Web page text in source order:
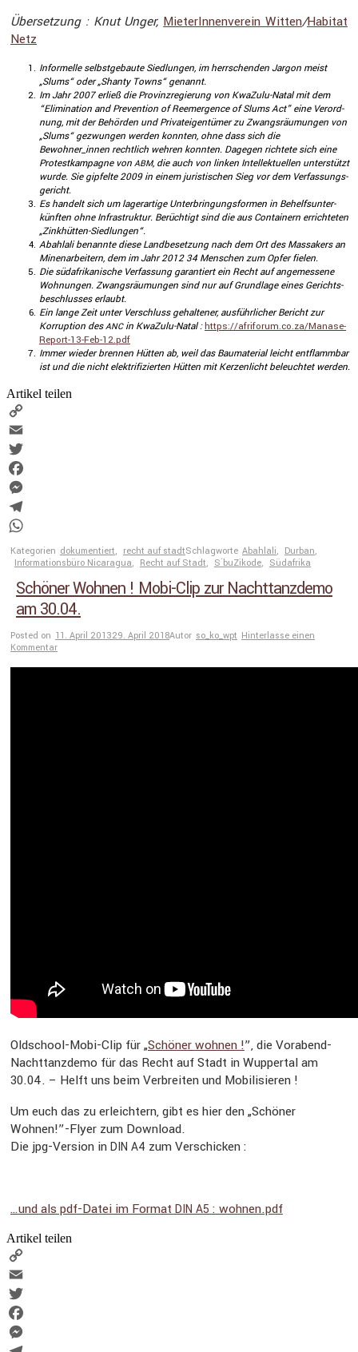
Überset­zung : Knut Unger, Miete­rIn­nen­verein Witten/Habitat
Netz
Infor­melle selbst­ge­baute Siedlungen, im herrschenden Jargon meist
„Slums“ oder „Shanty Towns“ genannt.
Im Jahr 2007 erließ die Provinz­re­gie­rung von KwaZulu-Natal mit dem
“Elimi­na­tion and Preven­tion of Reemer­gence of Slums Act” eine Verord­
nung, mit der Behörden und Privat­ei­gen­tümer zu Zwangs­räu­mungen von
„Slums“ gezwungen werden konnten, ohne dass sich die
Bewohner_innen recht­lich wehren konnten. Dagegen richtete sich eine
Protest­kam­pagne von ABM, die auch von linken Intel­lek­tu­ellen unter­stützt
wurde. Sie gipfelte 2009 in einem juris­ti­schen Sieg vor dem Verfas­sungs­
ge­richt.
Es handelt sich um lager­ar­tige Unter­brin­gungs­formen in Behelfs­un­ter­
künften ohne Infra­struktur. Berüch­tigt sind die aus Contai­nern errich­teten
„Zinkhütten-Siedlungen“.
Abahlali benannte diese Landbe­set­zung nach dem Ort des Massa­kers an
Minen­ar­bei­tern, dem im Jahr 2012 34 Menschen zum Opfer fielen.
Die südafri­ka­ni­sche Verfas­sung garan­tiert ein Recht auf angemes­sene
Wohnungen. Zwangs­räu­mungen sind nur auf Grund­lage eines Gerichts­
be­schlusses erlaubt.
Ein lange Zeit unter Verschluss gehal­tener, ausführ­li­cher Bericht zur
Korrup­tion desANCin KwaZulu-Natal :https://​afriforum​.co​.za/​M​a​n​a​s​e​-​
R​e​p​o​r​t​-​1​3​-​F​e​b​-​1​2​.​pdf
Immer wieder brennen Hütten ab, weil das Bauma­te­rial leicht entflammbar
ist und die nicht elektri­fi­zierten Hütten mit Kerzen­licht beleuchtet werden.
Artikel teilen
Copy
Link
Email
Twitter
Facebook
Messenger
Telegram
WhatsApp
Kategorien dokumentiert, recht auf stadtSchlagworte Abahlali, Durban,
Informationsbüro Nicaragua, Recht auf Stadt, S´buZikode, Südafrika
Schöner Wohnen ! Mobi-Clip zur Nachttanzdemo
am 30.04.
Posted on 11. April 201329. April 2018Autor so_ko_wpt Hinterlasse einen
Kommentar
Oldschool-Mobi-Clip für „Schöner wohnen !”, die Vorabend-
Nacht­tanz­demo für das Recht auf Stadt in Wuppertal am
30.04. – Helft uns beim Verbreiten und Mobili­sieren !
Um euch das zu erleich­tern, gibt es hier den „Schöner
Wohnen!”-Flyer zum Download.
Die jpg-Version in DIN A4 zum Verschi­cken :
…und als pdf-Datei im Format DIN A5 : wohnen.pdf
Artikel teilen
Copy
Link
Email
Twitter
Facebook